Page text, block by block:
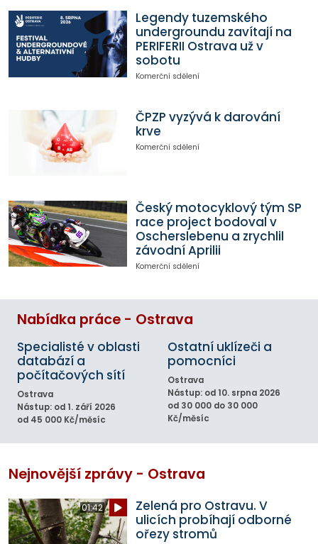
Legendy tuzemského
undergroundu zavítají na
PERIFERII Ostrava už v
sobotu
Komerční sdělení
ČPZP vyzývá k darování
krve
Komerční sdělení
Český motocyklový tým SP
race project bodoval v
Oscherslebenu a zrychlil
závodní Aprilii
Komerční sdělení
Nabídka práce - Ostrava
Specialisté v oblasti
databází a
počítačových sítí
Ostrava
Nástup: od 1. září 2026
od 45 000 Kč/měsíc
Ostatní uklízeči a
pomocníci
Ostrava
Nástup: od 10. srpna 2026
od 30 000 do 30 000
Kč/měsíc
Nejnovější zprávy - Ostrava
01:42
Zelená pro Ostravu. V
ulicích probíhají odborné
ořezy stromů